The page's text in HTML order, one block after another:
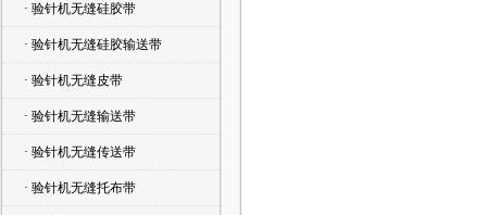
· 验针机无缝硅胶带
· 验针机无缝硅胶输送带
· 验针机无缝皮带
· 验针机无缝输送带
· 验针机无缝传送带
· 验针机无缝托布带